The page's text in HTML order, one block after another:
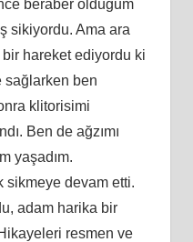
beraber olduğum
sikiyordu. Ama ara
bir hareket ediyordu ki
sağlarken ben
klitorisimi
Ben de ağzımı
yaşadım.
sikmeye devam etti.
adam harika bir
resmen ve